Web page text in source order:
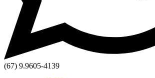
(67) 9.9605-4139